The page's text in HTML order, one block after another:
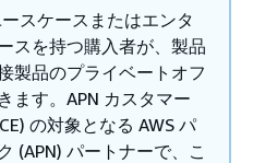
スケースまたはエンタ
スを持つ購入者が、製品
製品のプライベートオフ
ます。APN カスタマー
の対象となる AWS パ
(APN) パートナーで、こ